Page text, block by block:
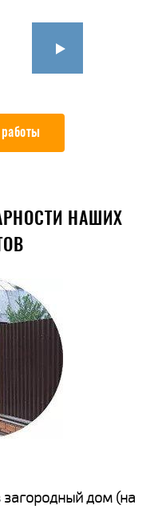
НАШИХ
дом (на